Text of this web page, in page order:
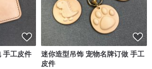
简约风真皮拉链零钱包 手工皮件
迷你造型吊饰 宠物名牌订做 手工
皮件